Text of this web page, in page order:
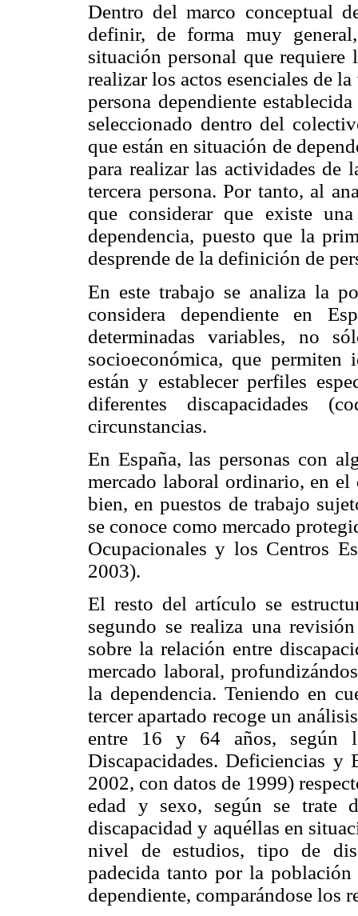
Dentro del marco conceptual
definir, de forma muy
situación personal que requiere
realizar los actos esenciales de
persona dependiente
seleccionado dentro del
que están en situación de
para realizar las actividades de
tercera persona. Por tanto, al
que considerar que existe
dependencia, puesto que la
desprende de la definición de
En este trabajo se analiza la
considera dependiente en
determinadas variables, no
socioeconómica, que
están y establecer perfiles
diferentes discapacidades
circunstancias.
En España, las personas con
mercado laboral ordinario, en
bien, en puestos de trabajo
se conoce como mercado
Ocupacionales y los Centros
2003).
El resto del artículo se
segundo se realiza una
sobre la relación entre
mercado laboral,
la dependencia. Teniendo en
tercer apartado recoge un
entre 16 y 64 años, según
Discapacidades. Deficiencias y
2002, con datos de 1999)
edad y sexo, según se trate
discapacidad y aquéllas en
nivel de estudios, tipo de
padecida tanto por la
dependiente, comparándose los